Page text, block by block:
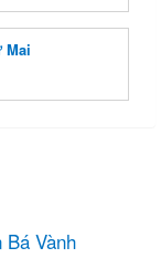
Mai
Bá Vành